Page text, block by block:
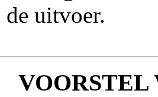
uitvoer.
VOORSTEL